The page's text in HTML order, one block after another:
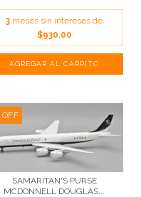
3 meses sin intereses de
$930.00
OFF
SAMARITAN'S PURSE
MCDONNELL DOUGLAS...